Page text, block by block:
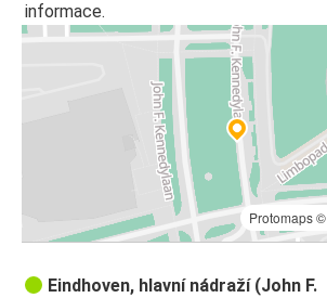
informace.
Protomaps©
Eindhoven, hlavní nádraží (John F.